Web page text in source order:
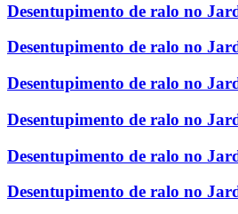
Desentupimento de ralo no
Desentupimento de ralo no
Desentupimento de ralo no
Desentupimento de ralo no
Desentupimento de ralo no
Desentupimento de ralo no